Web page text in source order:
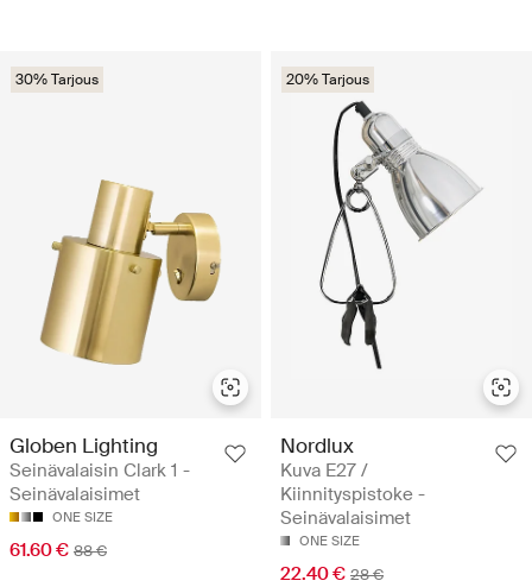
30% Tarjous
Globen Lighting
Seinävalaisin Clark 1 -
Seinävalaisimet
ONE SIZE
61.60 € 88 €
20% Tarjous
Nordlux
Kuva E27 /
Kiinnityspistoke -
Seinävalaisimet
ONE SIZE
22.40 € 28 €